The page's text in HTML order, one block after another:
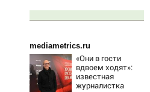
mediametrics.ru
«Они в гости
вдвоем ходят»:
известная
журналистка